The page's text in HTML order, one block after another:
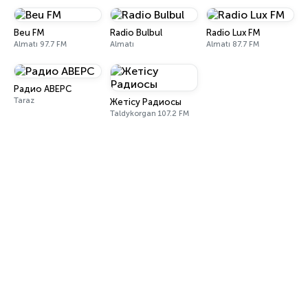
Beu FM
Almatı 97.7 FM
Radio Bulbul
Almatı
Radio Lux FM
Almatı 87.7 FM
Радио АВЕРС
Taraz Жетісу Радиосы
Taldykorgan 107.2 FM